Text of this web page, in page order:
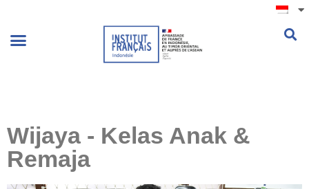
Wijaya - Kelas Anak &
Remaja